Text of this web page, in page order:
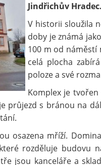
Jindřichův Hradec.
V historii sloužila
doby je známá
100 m od náměstí
celá plocha
poloze a své
Komplex je
průjezd s bránou na
osazena mříží.
rozděluje budovu
jsou kanceláře a